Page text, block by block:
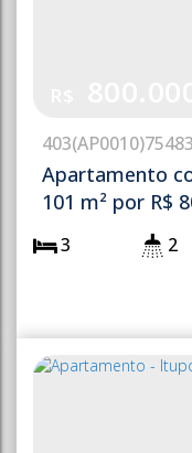
Apartamento
101 m² por R$
Ituporanga/SC
403(AP0010)
3 2